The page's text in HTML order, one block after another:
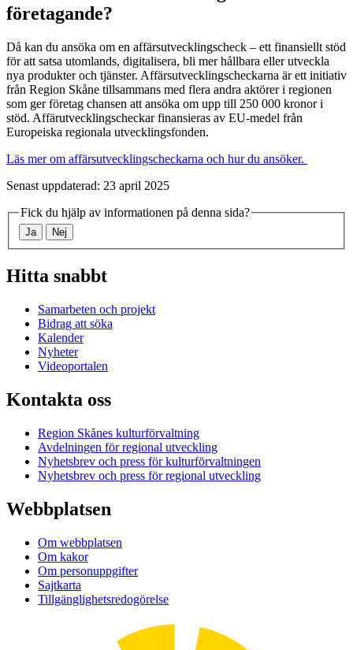
företagande?
Då kan du ansöka om en affärsutvecklingscheck – ett finansiellt stöd
för att satsa utomlands, digitalisera, bli mer hållbara eller utveckla
nya produkter och tjänster. Affärsutvecklingscheckarna är ett initiativ
från Region Skåne tillsammans med flera andra aktörer i regionen
som ger företag chansen att ansöka om upp till 250 000 kronor i
stöd. Affärutvecklingscheckar finansieras av EU-medel från
Europeiska regionala utvecklingsfonden.
Läs mer om affärsutvecklingscheckarna och hur du ansöker.
Senast uppdaterad: 23 april 2025
Fick du hjälp av informationen på denna sida?
Ja Nej
Hitta snabbt
Samarbeten och projekt
Bidrag att söka
Kalender
Nyheter
Videoportalen
Kontakta oss
Region Skånes kulturförvaltning
Avdelningen för regional utveckling
Nyhetsbrev och press för kulturförvaltningen
Nyhetsbrev och press för regional utveckling
Webbplatsen
Om webbplatsen
Om kakor
Om personuppgifter
Sajtkarta
Tillgänglighetsredogörelse